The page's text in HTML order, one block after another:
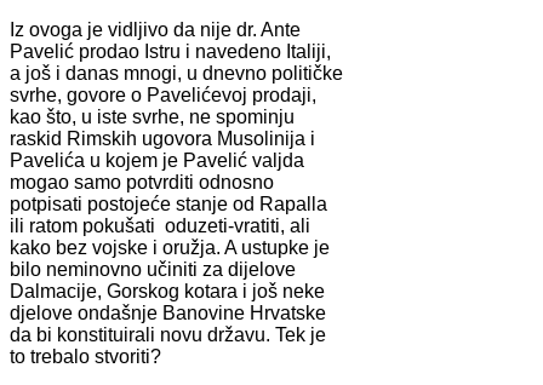
Iz ovoga je vidljivo da nije dr. Ante
Pavelić prodao Istru i navedeno Italiji,
a još i danas mnogi, u dnevno političke
svrhe, govore o Pavelićevoj prodaji,
kao što, u iste svrhe, ne spominju
raskid Rimskih ugovora Musolinija i
Pavelića u kojem je Pavelić valjda
mogao samo potvrditi odnosno
potpisati postojeće stanje od Rapalla
ili ratom pokušati oduzeti-vratiti, ali
kako bez vojske i oružja. A ustupke je
bilo neminovno učiniti za dijelove
Dalmacije, Gorskog kotara i još neke
djelove ondašnje Banovine Hrvatske
da bi konstituirali novu državu. Tek je
to trebalo stvoriti?